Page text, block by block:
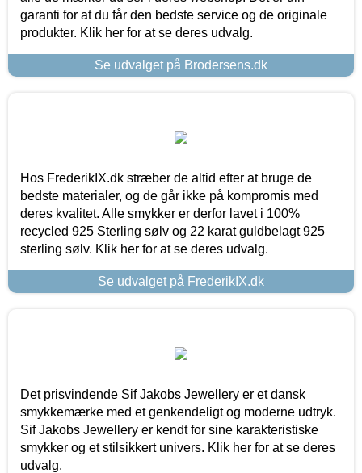
garanti for at du får den bedste service og de originale
produkter. Klik her for at se deres udvalg.
Se udvalget på Brodersens.dk
Hos FrederikIX.dk stræber de altid efter at bruge de
bedste materialer, og de går ikke på kompromis med
deres kvalitet. Alle smykker er derfor lavet i 100%
recycled 925 Sterling sølv og 22 karat guldbelagt 925
sterling sølv. Klik her for at se deres udvalg.
Se udvalget på FrederikIX.dk
Det prisvindende Sif Jakobs Jewellery er et dansk
smykkemærke med et genkendeligt og moderne udtryk.
Sif Jakobs Jewellery er kendt for sine karakteristiske
smykker og et stilsikkert univers. Klik her for at se deres
udvalg.